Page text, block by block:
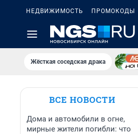
НЕДВИЖИМОСТЬ ПРОМОКОДЫ
Жёсткая соседская драка
ВСЕ НОВОСТИ
Дома и автомобили в огне,
мирные жители погибли: что